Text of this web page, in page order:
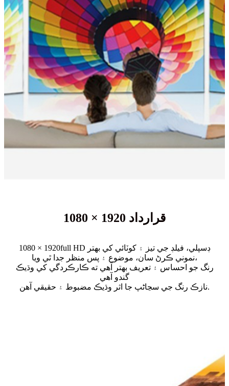
1080 × 1920 قرارداد
1080 × 1920full HD ڊسپلي، فيلڊ جي تيز ۽ کوٽائي کي بهتر
نموني ڪرڻ سان، موضوع ۽ پس منظر جدا ٿي ويا،
رنگ جو احساس ۽ تعريف بهتر آهي ته ڪارڪردگي کي وڌيڪ
گندو آهي
نازڪ رنگ جي سڃاڻپ جا اثر وڌيڪ مضبوط ۽ حقيقي آهن.